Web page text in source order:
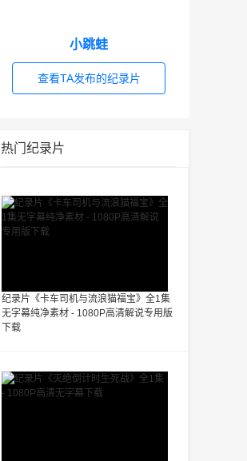
小跳蛙
查看TA发布的纪录片
热门纪录片
纪录片《卡车司机与流浪猫福宝》全1集
无字幕纯净素材 - 1080P高清解说专用版
下载